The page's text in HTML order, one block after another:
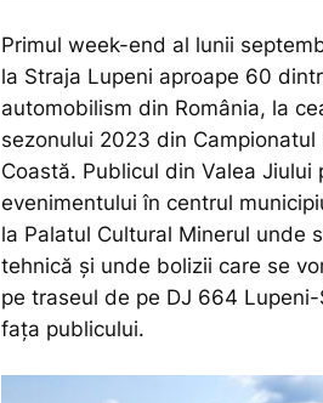
Primul week-end al lunii
la Straja Lupeni aproape 60
automobilism din România, la
sezonului 2023 din
Coastă. Publicul din Valea Jiului
evenimentului în centrul
la Palatul Cultural Minerul unde
tehnică și unde bolizii care se
pe traseul de pe DJ 664
fața publicului.